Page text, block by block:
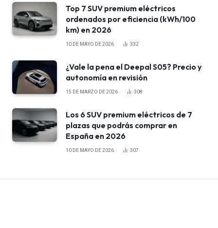
Top 7 SUV premium eléctricos
ordenados por eficiencia (kWh/100
km) en 2026
10 DE MAYO DE 2026 332
¿Vale la pena el Deepal S05? Precio y
autonomía en revisión
15 DE MARZO DE 2026 308
Los 6 SUV premium eléctricos de 7
plazas que podrás comprar en
España en 2026
10 DE MAYO DE 2026 307